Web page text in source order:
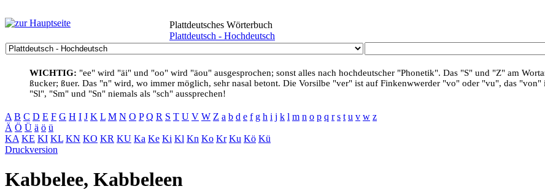
Plattdeutsches Wörterbuch
Plattdeutsch - Hochdeutsch
WICHTIG: "ee" wird "äi" und "oo" wird "äou" ausgesprochen; sonst alles nach hochdeutscher "Phonetik". Das "S" und "Z" am
ßucker; ßuer. Das "n" wird, wo immer möglich, sehr nasal betont. Die Vorsilbe "ver" ist auf Finkenwwerder "vo" oder "vu", das
"Sl", "Sm" und "Sn" niemals als "sch" aussprechen!
A B C D E F G H I J K L M N O P Q R S T U V W Z a b d e f g h i j k l m n o p q r s t u v w z
Ä Ö Ü ä ö ü
KA KE KI KL KN KO KR KU Ka Ke Ki Kl Kn Ko Kr Ku Kö Kü
Druckversion
Kabbelee, Kabbeleen